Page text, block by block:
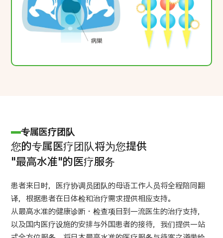
专属医疗团队
您的专属医疗团队将为您提供
"最高水准"的医疗服务
患者来日时，医疗协调员团队的母语工作人员将全程陪同翻
译，根据患者在日体检和治疗需求提供相应支持。
从最高水准的健康诊断・检查项目到一流医生的治疗支持，
以及国内医疗设施的安排与外国患者的接待，我们提供一站